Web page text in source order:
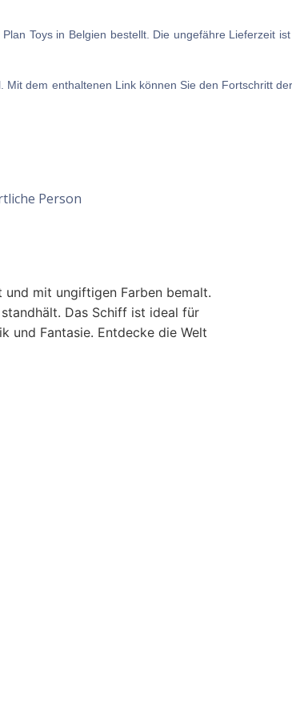
Toys in Belgien bestellt. Die ungefähre Lieferzeit
dem enthaltenen Link können Sie den Fortschritt
Person
mit ungiftigen Farben bemalt.
Das Schiff ist ideal für
und Fantasie. Entdecke die Welt